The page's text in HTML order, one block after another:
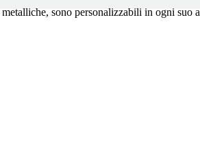
sono personalizzabili in ogni suo